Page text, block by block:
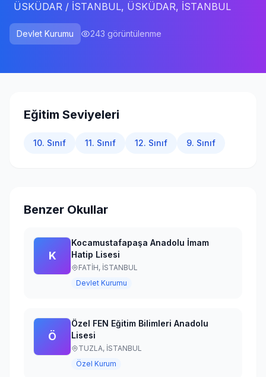
ÜSKÜDAR / İSTANBUL, ÜSKÜDAR, İSTANBUL
Devlet Kurumu 243 görüntülenme
Eğitim Seviyeleri
10. Sınıf 11. Sınıf 12. Sınıf 9. Sınıf
Benzer Okullar
K
Kocamustafapaşa Anadolu İmam
Hatip Lisesi
FATİH, İSTANBUL
Devlet Kurumu
Ö
Özel FEN Eğitim Bilimleri Anadolu
Lisesi
TUZLA, İSTANBUL
Özel Kurum